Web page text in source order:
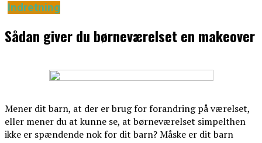
Indretning
Sådan giver du børneværelset en makeover
Mener dit barn, at der er brug for forandring på værelset,
eller mener du at kunne se, at børneværelset simpelthen
ikke er spændende nok for dit barn? Måske er dit barn